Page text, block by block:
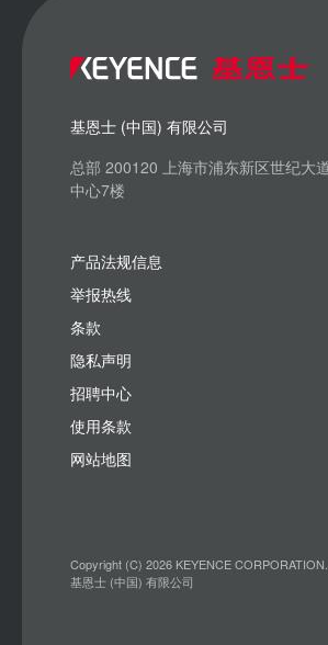
基恩士 (中国) 有限公司
总部 200120 上海市浦东新区世纪大
中心7楼
产品法规信息
举报热线
条款
隐私声明
招聘中心
使用条款
网站地图
Copyright (C) 2026 KEYENCE
基恩士 (中国) 有限公司